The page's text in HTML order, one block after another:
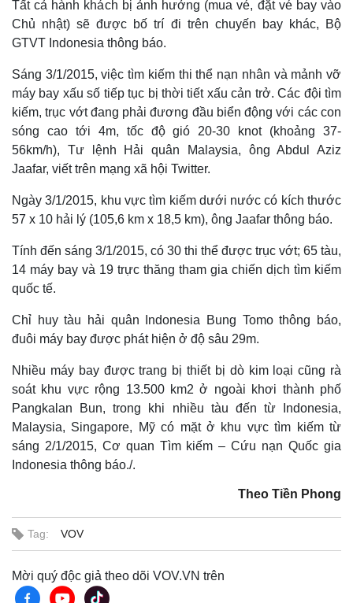
Thế giới
Quan sát
Cuộc sống đó đây
Hồ sơ
Multimedia
Video
Ảnh
E-Magazine
Infographic
Tất cả hành khách bị ảnh hưởng (mua vé, đặt vé bay vào
Chủ nhật) sẽ được bố trí đi trên chuyến bay khác, Bộ
GTVT Indonesia thông báo.
Sáng 3/1/2015, việc tìm kiếm thi thể nạn nhân và mảnh vỡ
máy bay xấu số tiếp tục bị thời tiết xấu cản trở. Các đội tìm
kiếm, trục vớt đang phải đương đầu biển động với các con
sóng cao tới 4m, tốc độ gió 20-30 knot (khoảng 37-
56km/h), Tư lệnh Hải quân Malaysia, ông Abdul Aziz
Jaafar, viết trên mạng xã hội Twitter.
Ngày 3/1/2015, khu vực tìm kiếm dưới nước có kích thước
57 x 10 hải lý (105,6 km x 18,5 km), ông Jaafar thông báo.
Tính đến sáng 3/1/2015, có 30 thi thể được trục vớt; 65 tàu,
14 máy bay và 19 trực thăng tham gia chiến dịch tìm kiếm
quốc tế.
Chỉ huy tàu hải quân Indonesia Bung Tomo thông báo,
đuôi máy bay được phát hiện ở độ sâu 29m.
Nhiều máy bay được trang bị thiết bị dò kim loại cũng rà
soát khu vực rộng 13.500 km2 ở ngoài khơi thành phố
Pangkalan Bun, trong khi nhiều tàu đến từ Indonesia,
Malaysia, Singapore, Mỹ có mặt ở khu vực tìm kiếm từ
sáng 2/1/2015, Cơ quan Tìm kiếm – Cứu nạn Quốc gia
Indonesia thông báo./.
Theo Tiền Phong
Tag: VOV
Mời quý độc giả theo dõi VOV.VN trên